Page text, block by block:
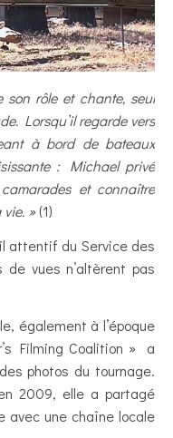
rôle et chante, seul
Lorsqu’il regarde vers
à bord de bateaux
: Michael privé
et connaître
»(1)
attentif du Service des
vues n’altèrent pas
également à l’époque
Filming Coalition » a
photos du tournage.
2009, elle a partagé
avec une chaîne locale